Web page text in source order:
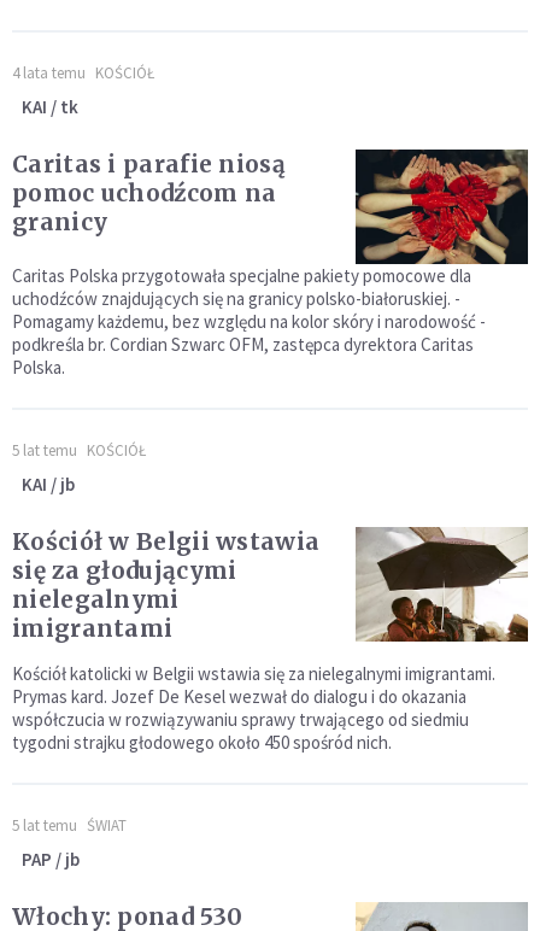
4 lata temu KOŚCIÓŁ
KAI / tk
Caritas i parafie niosą
pomoc uchodźcom na
granicy
Caritas Polska przygotowała specjalne pakiety pomocowe dla
uchodźców znajdujących się na granicy polsko-białoruskiej. -
Pomagamy każdemu, bez względu na kolor skóry i narodowość -
podkreśla br. Cordian Szwarc OFM, zastępca dyrektora Caritas
Polska.
5 lat temu KOŚCIÓŁ
KAI / jb
Kościół w Belgii wstawia
się za głodującymi
nielegalnymi
imigrantami
Kościół katolicki w Belgii wstawia się za nielegalnymi imigrantami.
Prymas kard. Jozef De Kesel wezwał do dialogu i do okazania
współczucia w rozwiązywaniu sprawy trwającego od siedmiu
tygodni strajku głodowego około 450 spośród nich.
5 lat temu ŚWIAT
PAP / jb
Włochy: ponad 530